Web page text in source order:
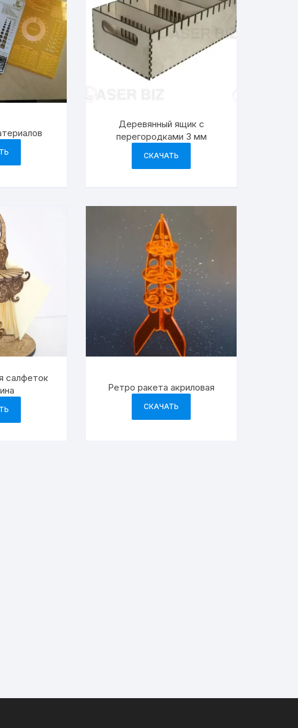
Деревянный ящик с
перегородками 3 мм
СКАЧАТЬ
салфеток
Ретро ракета акриловая
СКАЧАТЬ